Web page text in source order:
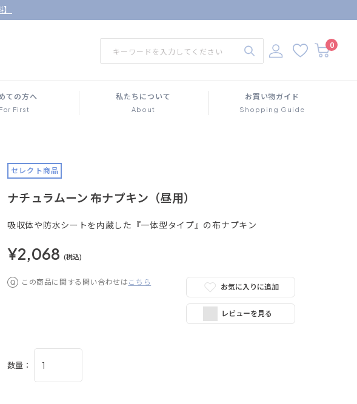
0
ての方へ
For First
私たちについて
About
お買い物ガイド
Shopping Guide
セレクト商品
ナチュラムーン 布ナプキン（昼用）
吸収体や防水シートを内蔵した『一体型タイプ』の布ナプキン
¥2,068 (税込)
この商品に関する問い合わせは こちら
お気に入りに追加
レビューを見る
数量：